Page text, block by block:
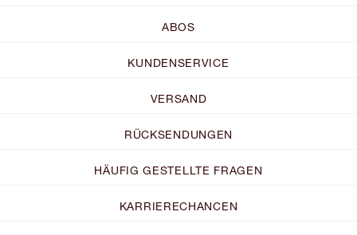
ABOS
KUNDENSERVICE
VERSAND
RÜCKSENDUNGEN
HÄUFIG GESTELLTE FRAGEN
KARRIERECHANCEN